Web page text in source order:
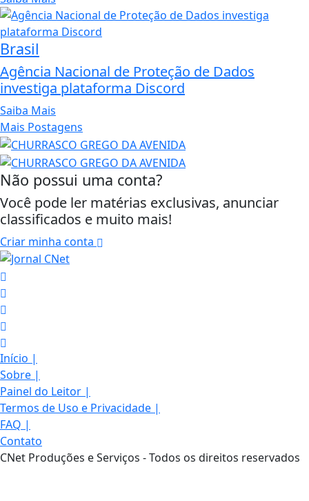
Brasil
Agência Nacional de Proteção de Dados
investiga plataforma Discord
Saiba Mais
Mais Postagens
Não possui uma conta?
Você pode ler matérias exclusivas, anunciar
classificados e muito mais!
Criar minha conta
Início |
Sobre |
Painel do Leitor |
Termos de Uso e Privacidade |
FAQ |
Contato
CNet Produções e Serviços - Todos os direitos reservados
Termos de Uso e Privacidade
Esse site utiliza cookies para melhorar sua
experiência de navegação. Ao continuar o acesso,